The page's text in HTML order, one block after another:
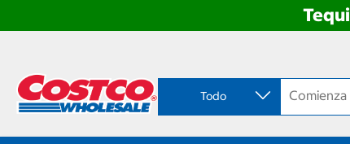
contenido
menú
navegación
Todo